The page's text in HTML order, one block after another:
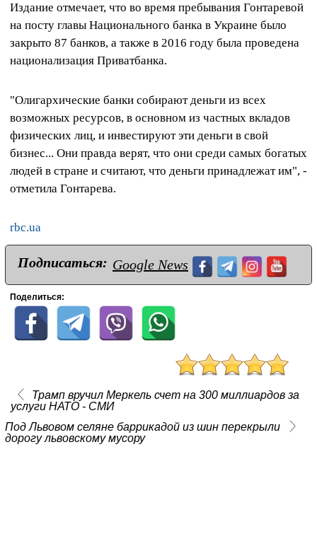
Издание отмечает, что во время пребывания Гонтаревой
на посту главы Национального банка в Украине было
закрыто 87 банков, а также в 2016 году была проведена
национализация Приватбанка.
"Олигархические банки собирают деньги из всех
возможных ресурсов, в основном из частных вкладов
физических лиц, и инвестируют эти деньги в свой
бизнес... Они правда верят, что они среди самых богатых
людей в стране и считают, что деньги принадлежат им", -
отметила Гонтарева.
rbc.ua
Подписаться: Google News
Поделиться:
Трамп вручил Меркель счет на 300 миллиардов за
услуги НАТО - СМИ
Под Львовом селяне баррикадой из шин перекрыли
дорогу львовскому мусору